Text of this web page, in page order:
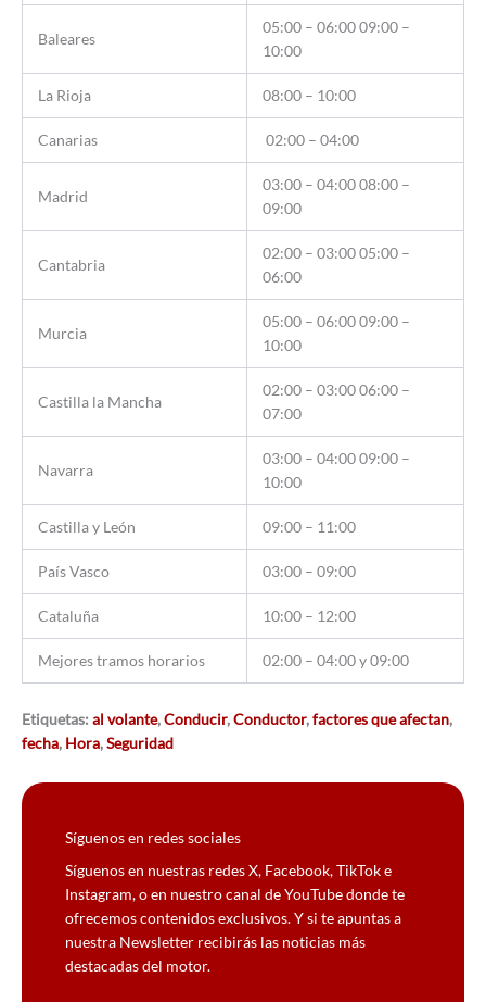
Baleares
05:00 – 06:00 09:00 –
10:00
La Rioja 08:00 – 10:00
Canarias 02:00 – 04:00
Madrid
03:00 – 04:00 08:00 –
09:00
Cantabria
02:00 – 03:00 05:00 –
06:00
Murcia
05:00 – 06:00 09:00 –
10:00
Castilla la Mancha
02:00 – 03:00 06:00 –
07:00
Navarra
03:00 – 04:00 09:00 –
10:00
Castilla y León 09:00 – 11:00
País Vasco 03:00 – 09:00
Cataluña 10:00 – 12:00
Mejores tramos horarios 02:00 – 04:00 y 09:00
Etiquetas: al volante,Conducir,Conductor,factores que afectan,
fecha, Hora,Seguridad
Síguenos en redes sociales
Síguenos en nuestras redes X, Facebook, TikTok e
Instagram, o en nuestro canal de YouTube donde te
ofrecemos contenidos exclusivos. Y si te apuntas a
nuestra Newsletter recibirás las noticias más
destacadas del motor.